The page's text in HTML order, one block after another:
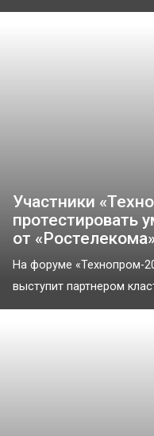
Участники
протестировать
от
На форуме «Технопром-
выступит партнером